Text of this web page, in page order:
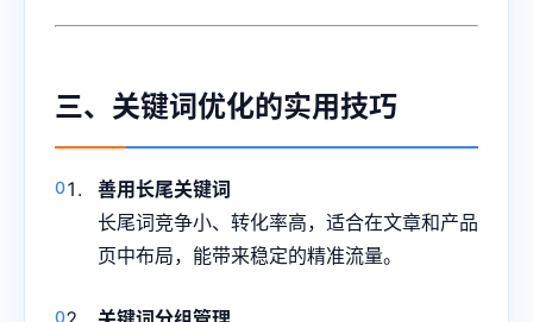
三、关键词优化的实用技巧
善用长尾关键词
长尾词竞争小、转化率高，适合在文章和产品
页中布局，能带来稳定的精准流量。